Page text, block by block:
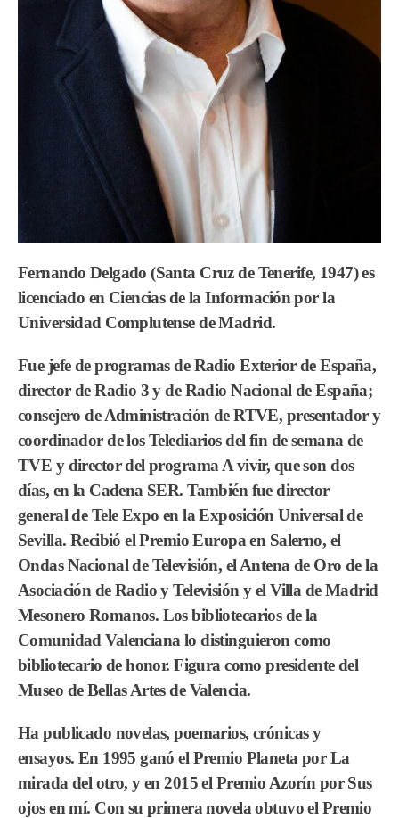
Fernando Delgado (Santa Cruz de Tenerife, 1947) es
licenciado en Ciencias de la Información por la
Universidad Complutense de Madrid.
Fue jefe de programas de Radio Exterior de España,
director de Radio 3 y de Radio Nacional de España;
consejero de Administración de RTVE, presentador y
coordinador de los Telediarios del fin de semana de
TVE y director del programa A vivir, que son dos
días, en la Cadena SER. También fue director
general de Tele Expo en la Exposición Universal de
Sevilla. Recibió el Premio Europa en Salerno, el
Ondas Nacional de Televisión, el Antena de Oro de la
Asociación de Radio y Televisión y el Villa de Madrid
Mesonero Romanos. Los bibliotecarios de la
Comunidad Valenciana lo distinguieron como
bibliotecario de honor. Figura como presidente del
Museo de Bellas Artes de Valencia.
Ha publicado novelas, poemarios, crónicas y
ensayos. En 1995 ganó el Premio Planeta por La
mirada del otro, y en 2015 el Premio Azorín por Sus
ojos en mí. Con su primera novela obtuvo el Premio